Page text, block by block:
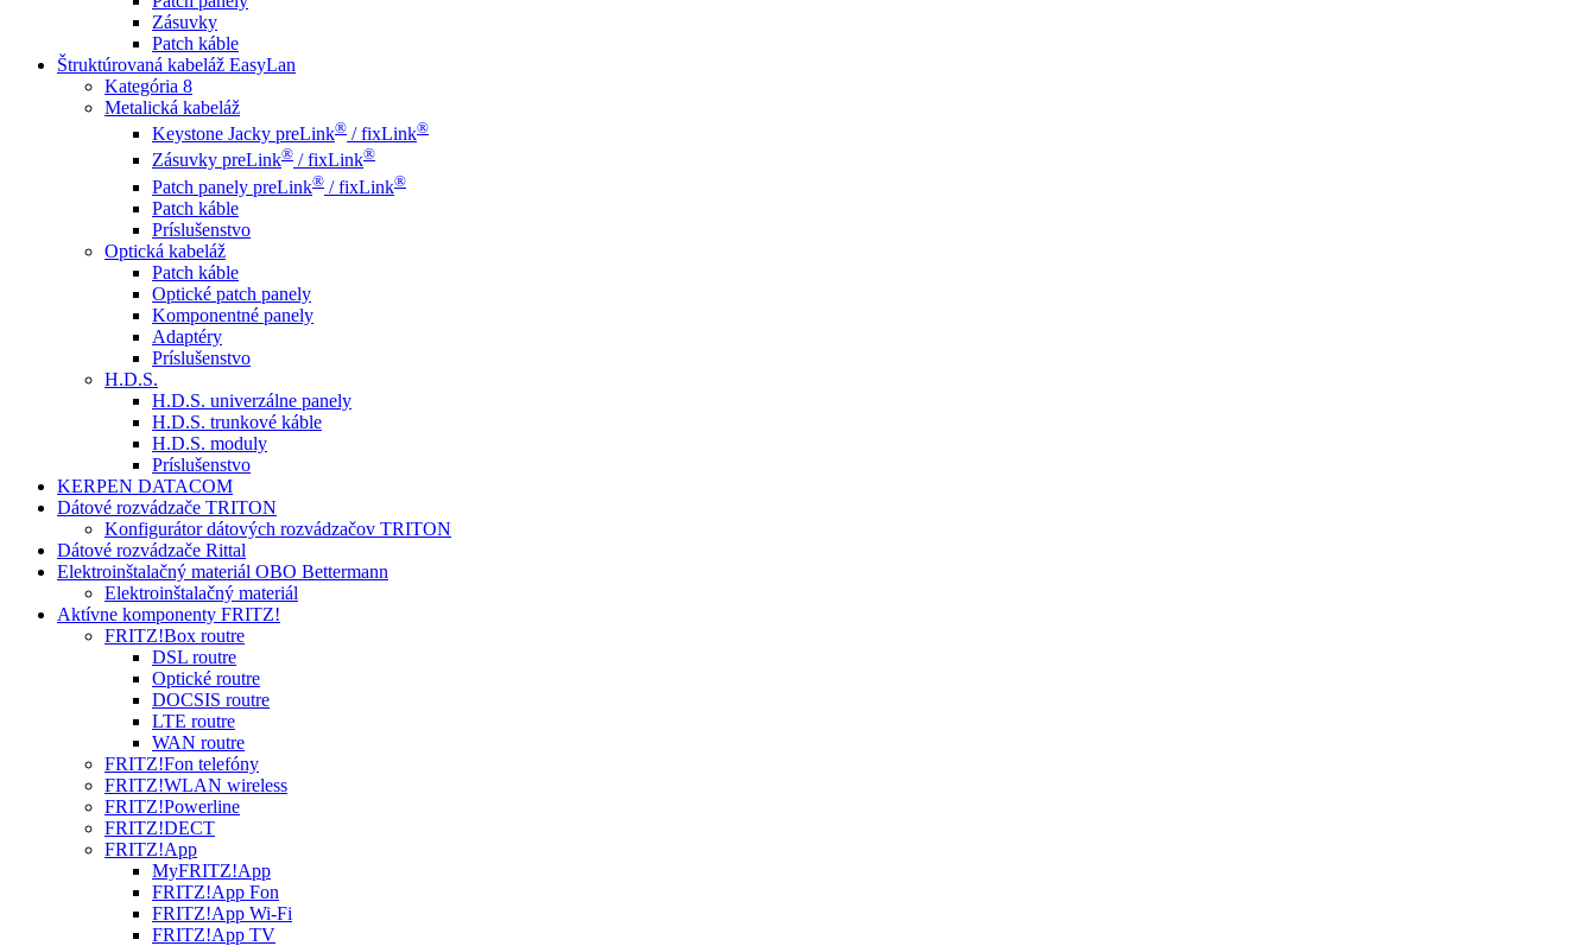
Zásuvky
Patch káble
Štruktúrovaná kabeláž EasyLan
Kategória 8
Metalická kabeláž
Keystone Jacky preLink® / fixLink®
Zásuvky preLink® / fixLink®
Patch panely preLink® / fixLink®
Patch káble
Príslušenstvo
Optická kabeláž
Patch káble
Optické patch panely
Komponentné panely
Adaptéry
Príslušenstvo
H.D.S.
H.D.S. univerzálne panely
H.D.S. trunkové káble
H.D.S. moduly
Príslušenstvo
KERPEN DATACOM
Dátové rozvádzače TRITON
Konfigurátor dátových rozvádzačov TRITON
Dátové rozvádzače Rittal
Elektroinštalačný materiál OBO Bettermann
Elektroinštalačný materiál
Aktívne komponenty FRITZ!
FRITZ!Box routre
DSL routre
Optické routre
DOCSIS routre
LTE routre
WAN routre
FRITZ!Fon telefóny
FRITZ!WLAN wireless
FRITZ!Powerline
FRITZ!DECT
FRITZ!App
MyFRITZ!App
FRITZ!App Fon
FRITZ!App Wi-Fi
FRITZ!App TV